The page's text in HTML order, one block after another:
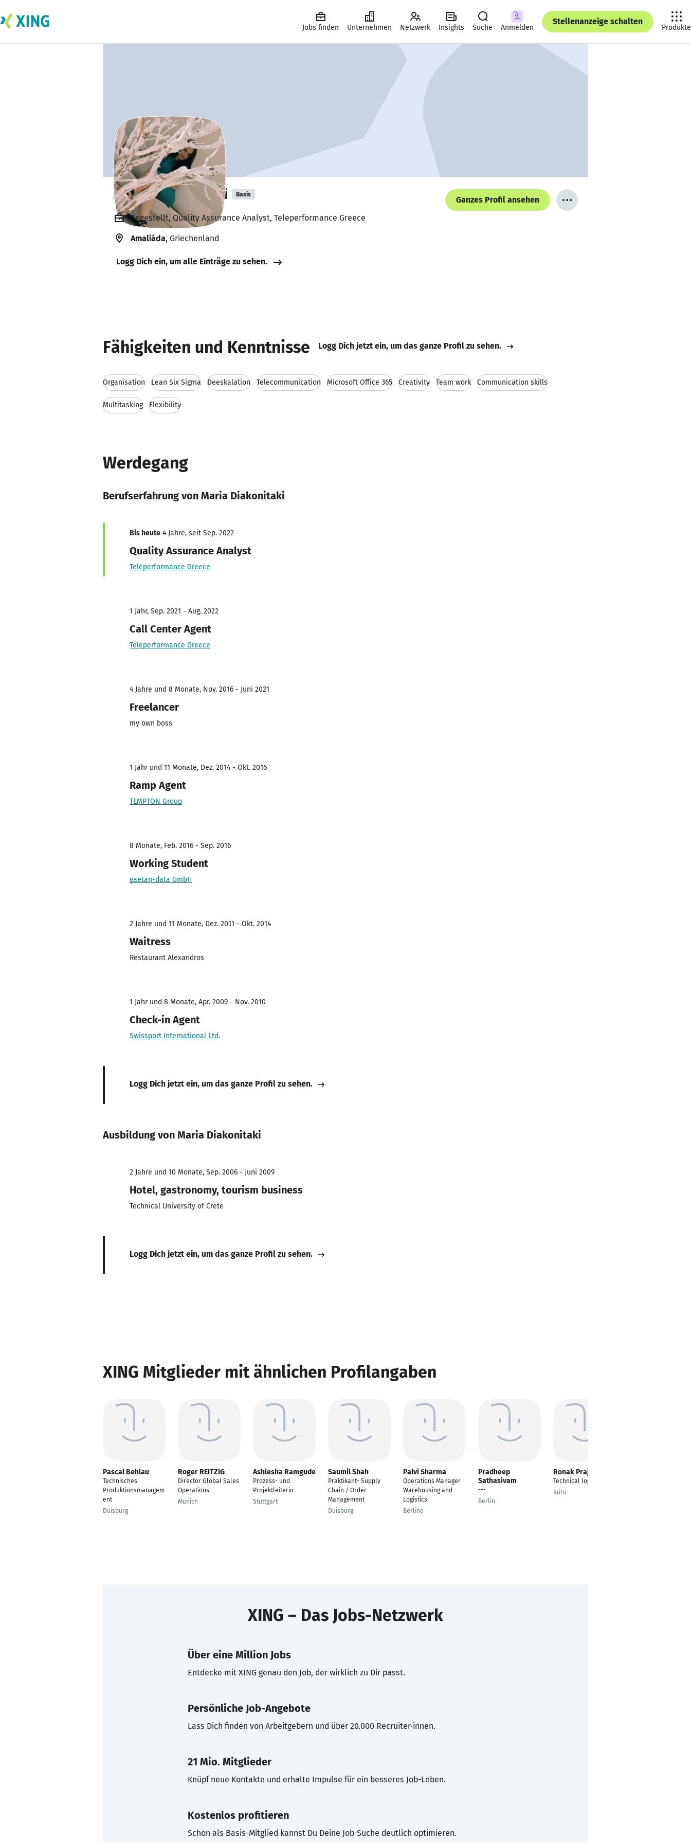
Jobs finden Unternehmen Netzwerk Insights Suche Anmelden
Stellenanzeige schalten
Produkte
Maria Diakonitaki Basis
Ganzes Profil ansehen
Angestellt, Quality Assurance Analyst, Teleperformance Greece
Amaliáda, Griechenland
Logg Dich ein, um alle Einträge zu sehen.
Fähigkeiten und Kenntnisse Logg Dich jetzt ein, um das ganze Profil zu sehen.
Organisation Lean Six Sigma Deeskalation Telecommunication Microsoft Office 365 Creativity Team work Communication skills
Multitasking Flexibility
Werdegang
Berufserfahrung von Maria Diakonitaki
Bis heute 4 Jahre, seit Sep. 2022
Quality Assurance Analyst
Teleperformance Greece
1 Jahr, Sep. 2021 - Aug. 2022
Call Center Agent
Teleperformance Greece
4 Jahre und 8 Monate, Nov. 2016 - Juni 2021
Freelancer
my own boss
1 Jahr und 11 Monate, Dez. 2014 - Okt. 2016
Ramp Agent
TEMPTON Group
8 Monate, Feb. 2016 - Sep. 2016
Working Student
gaetan-data GmbH
2 Jahre und 11 Monate, Dez. 2011 - Okt. 2014
Waitress
Restaurant Alexandros
1 Jahr und 8 Monate, Apr. 2009 - Nov. 2010
Check-in Agent
Swissport International Ltd.
Logg Dich jetzt ein, um das ganze Profil zu sehen.
Ausbildung von Maria Diakonitaki
2 Jahre und 10 Monate, Sep. 2006 - Juni 2009
Hotel, gastronomy, tourism business
Technical University of Crete
Logg Dich jetzt ein, um das ganze Profil zu sehen.
XING Mitglieder mit ähnlichen Profilangaben
Pascal Behlau
Technisches
Produktionsmanagem
ent
Duisburg
Roger REITZIG
Director Global Sales
Operations
Munich
Ashlesha Ramgude
Prozess- und
Projektleiterin
Stuttgart
Saumil Shah
Praktikant- Supply
Chain / Order
Management
Duisburg
Palvi Sharma
Operations Manager
Warehousing and
Logistics
Berlino
Pradheep
Sathasivam
---
Berlin
Ronak Prajapati
Technical logistics
Köln
XING – Das Jobs-Netzwerk
Über eine Million Jobs
Entdecke mit XING genau den Job, der wirklich zu Dir passt.
Persönliche Job-Angebote
Lass Dich finden von Arbeitgebern und über 20.000 Recruiter·innen.
21 Mio. Mitglieder
Knüpf neue Kontakte und erhalte Impulse für ein besseres Job-Leben.
Kostenlos profitieren
Schon als Basis-Mitglied kannst Du Deine Job-Suche deutlich optimieren.